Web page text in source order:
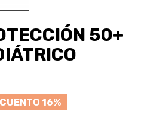
50+
16%